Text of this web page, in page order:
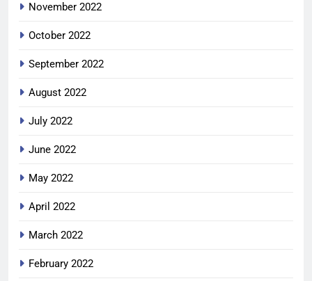
November 2022
October 2022
September 2022
August 2022
July 2022
June 2022
May 2022
April 2022
March 2022
February 2022